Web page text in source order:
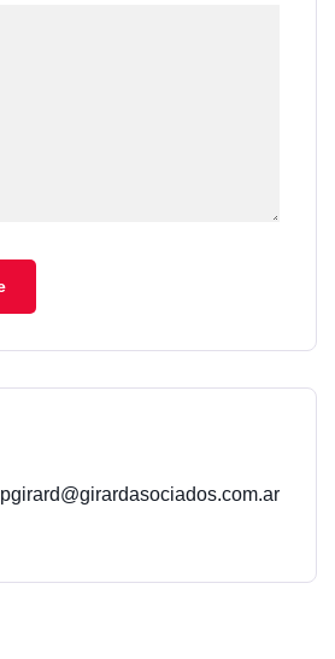
pgirard@girardasociados.com.ar